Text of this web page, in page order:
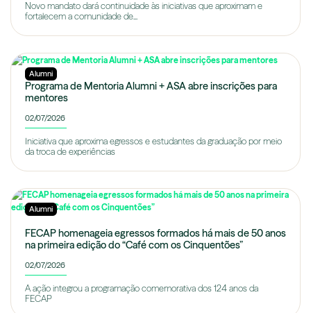
Novo mandato dará continuidade às iniciativas que aproximam e
fortalecem a comunidade de...
Alumni
Programa de Mentoria Alumni + ASA abre inscrições para
mentores
02/07/2026
Iniciativa que aproxima egressos e estudantes da graduação por meio
da troca de experiências
Alumni
FECAP homenageia egressos formados há mais de 50 anos
na primeira edição do “Café com os Cinquentões”
02/07/2026
A ação integrou a programação comemorativa dos 124 anos da
FECAP